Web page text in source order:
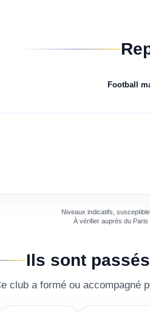
Football
Niveaux indicatifs,
À vérifier auprès du Paris
Ils sont
club a formé ou accompagné